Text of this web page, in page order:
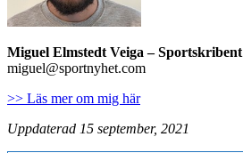
Miguel Elmstedt Veiga– Sportskribent
miguel@sportnyhet.com
>> Läs mer om mig här
Uppdaterad 15 september, 2021